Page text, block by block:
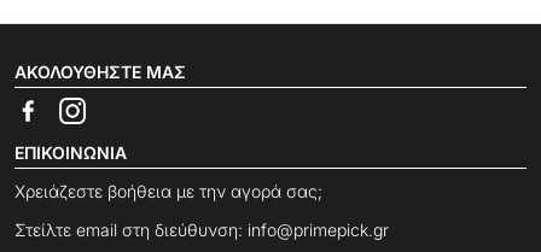
ΑΚΟΛΟΥΘΉΣΤΕ ΜΑΣ
ΕΠΙΚΟΙΝΩΝΊΑ
Χρειάζεστε βοήθεια με την αγορά σας;
Στείλτε email στη διεύθυνση: info@primepick.gr